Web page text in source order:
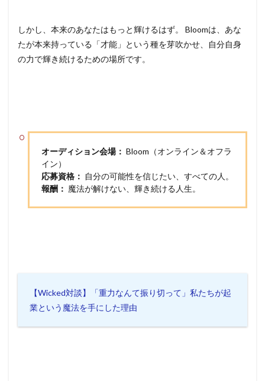
しかし、本来のあなたはもっと輝けるはず。 Bloomは、あな
たが本来持っている「才能」という種を芽吹かせ、自分自身
の力で輝き続けるための場所です。
オーディション会場： Bloom（オンライン＆オフラ
イン）
応募資格： 自分の可能性を信じたい、すべての人。
報酬： 魔法が解けない、輝き続ける人生。
【Wicked対談】「重力なんて振り切って」私たちが起
業という魔法を手にした理由